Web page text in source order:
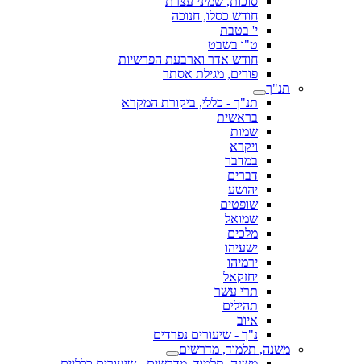
חודש כסלו, חנוכה
י' בטבת
ט"ו בשבט
חודש אדר וארבעת הפרשיות
פורים, מגילת אסתר
תנ"ך
תנ"ך - כללי, ביקורת המקרא
בראשית
שמות
ויקרא
במדבר
דברים
יהושע
שופטים
שמואל
מלכים
ישעיהו
ירמיהו
יחזקאל
תרי עשר
תהילים
איוב
נ"ך - שיעורים נפרדים
משנה, תלמוד, מדרשים